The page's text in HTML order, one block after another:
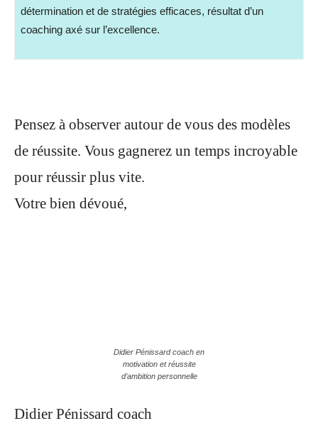
détermination et de stratégies efficaces, résultat d’un
coaching axé sur l’excellence.
Pensez à observer autour de vous des modèles
de réussite. Vous gagnerez un temps incroyable
pour réussir plus vite.
Votre bien dévoué,
Didier Pénissard coach en
motivation et réussite
d’ambition personnelle
Didier Pénissard coach